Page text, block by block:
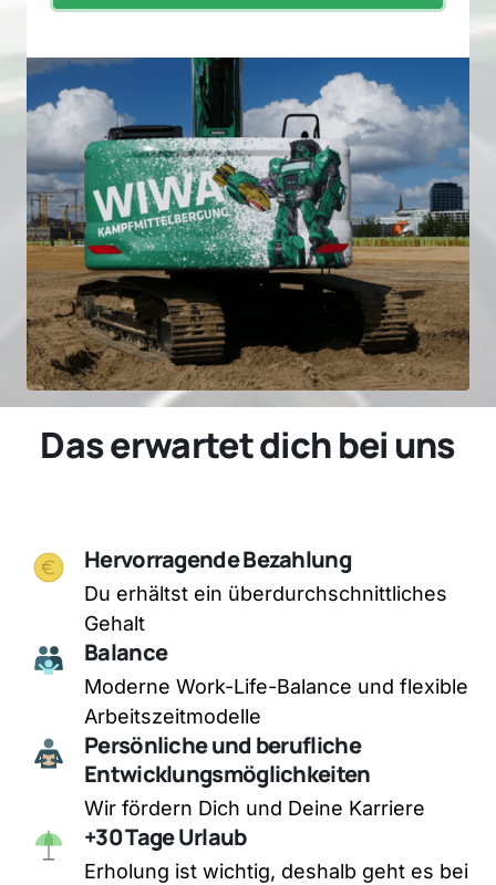
Das erwartet dich bei uns
Hervorragende Bezahlung
Du erhältst ein überdurchschnittliches
Gehalt
Balance
Moderne Work-Life-Balance und flexible
Arbeitszeitmodelle
Persönliche und berufliche
Entwicklungsmöglichkeiten
Wir fördern Dich und Deine Karriere
+30 Tage Urlaub
Erholung ist wichtig, deshalb geht es bei